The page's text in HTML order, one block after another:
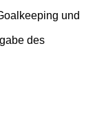
und
des